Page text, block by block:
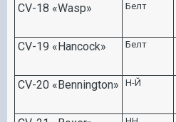
CV-18 «Wasp»
Белт
CV-19 «Hancock»
Белт
CV-20 «Bennington»
Н-Й